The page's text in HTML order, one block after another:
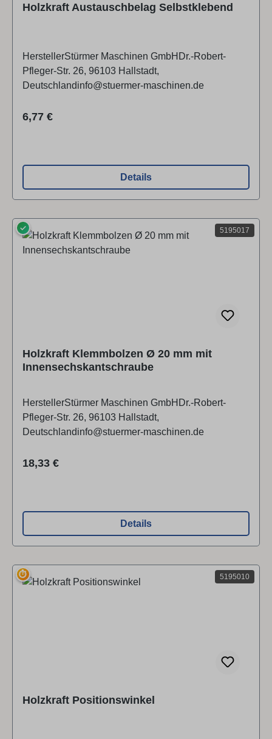
Holzkraft Austauschbelag Selbstklebend
HerstellerStürmer Maschinen GmbHDr.-Robert-
Pfleger-Str. 26, 96103 Hallstadt,
Deutschlandinfo@stuermer-maschinen.de
Regulärer Preis:
6,77 €
Details
5195017
✓
Holzkraft Klemmbolzen Ø 20 mm mit
Innensechskantschraube
HerstellerStürmer Maschinen GmbHDr.-Robert-
Pfleger-Str. 26, 96103 Hallstadt,
Deutschlandinfo@stuermer-maschinen.de
Regulärer Preis:
18,33 €
Details
5195010
⏱
Holzkraft Positionswinkel